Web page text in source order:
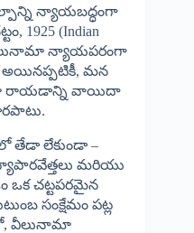
న్యాయబద్ధంగా
1925 (Indian
వీలునామా న్యాయపరంగా
అయినప్పటికీ, మన
రాయడాన్ని వాయిదా
తేడా లేకుండా –
మరియు
ఒక చట్టపరమైన
సంక్షేమం పట్ల
వీలునామా